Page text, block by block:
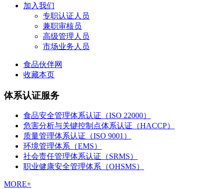
加入我们
专职认证人员
兼职审核员
高级管理人员
市场业务人员
食品伙伴网
收藏本页
体系认证服务
食品安全管理体系认证（ISO 22000）
危害分析与关键控制点体系认证（HACCP）
质量管理体系认证（ISO 9001）
环境管理体系（EMS）
社会责任管理体系认证（SRMS）
职业健康安全管理体系（OHSMS）
MORE+